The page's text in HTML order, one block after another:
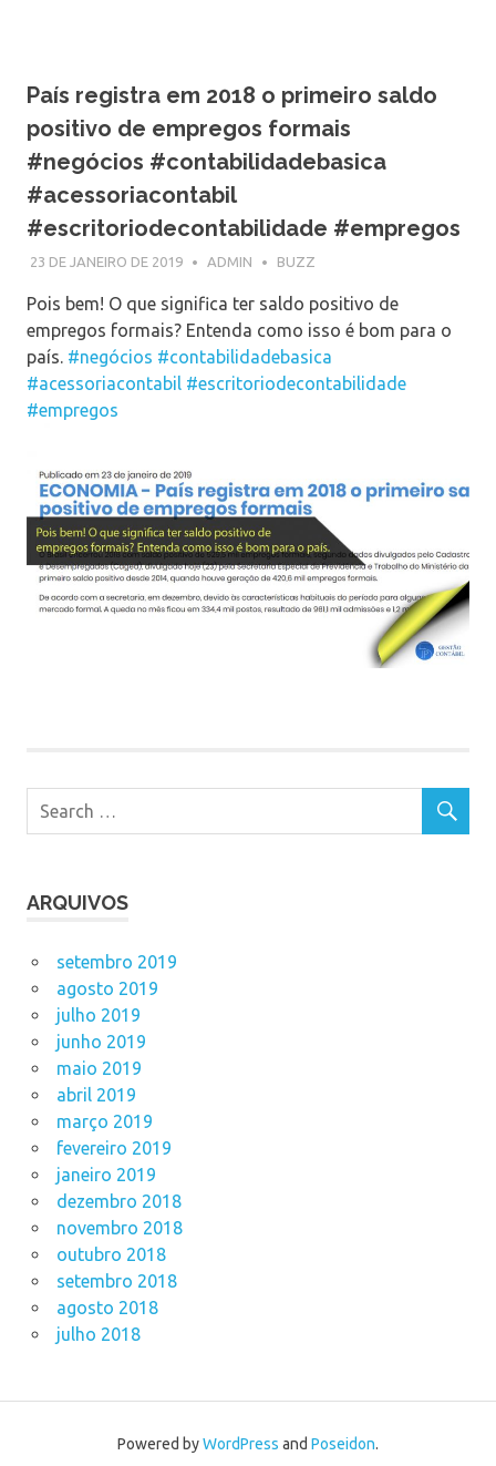
País registra em 2018 o primeiro saldo
positivo de empregos formais
#negócios #contabilidadebasica
#acessoriacontabil
#escritoriodecontabilidade #empregos
23 DE JANEIRO DE 2019 ADMIN BUZZ
Pois bem! O que significa ter saldo positivo de
empregos formais? Entenda como isso é bom para o
país. #negócios #contabilidadebasica
#acessoriacontabil #escritoriodecontabilidade
#empregos
ARQUIVOS
setembro 2019
agosto 2019
julho 2019
junho 2019
maio 2019
abril 2019
março 2019
fevereiro 2019
janeiro 2019
dezembro 2018
novembro 2018
outubro 2018
setembro 2018
agosto 2018
julho 2018
Powered byWordPress and Poseidon.